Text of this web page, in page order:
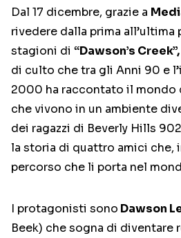
Dal 17 dicembre, grazie a
rivedere dalla prima all’ultima
stagioni di “Dawson’s Creek”,
di culto che tra gli Anni 90 e
2000 ha raccontato il mondo
che vivono in un ambiente
dei ragazzi di Beverly Hills
la storia di quattro amici che,
percorso che li porta nel
I protagonisti sono Dawson
Beek) che sogna di diventare